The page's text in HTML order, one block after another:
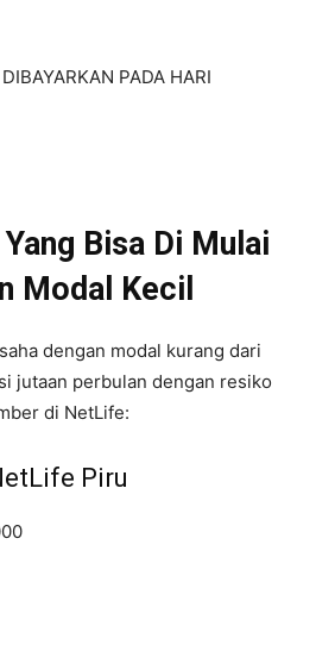
PADA HARI
Bisa Di Mulai
Modal Kecil
dengan modal kurang dari
jutaan perbulan dengan resiko
di NetLife:
Piru